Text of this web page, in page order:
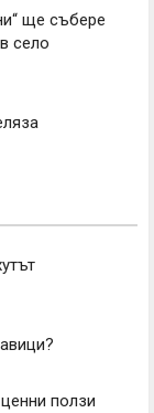
ще събере
село
ползи